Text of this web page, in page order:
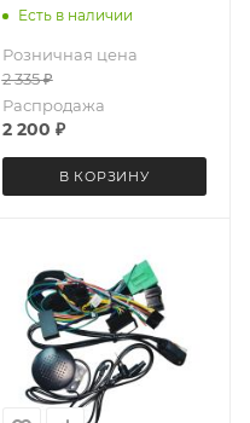
CHEVROLET 2009+ /
Antenna + Wheel + RCA +
USB + Loudspeaker +
CANBUS
Есть в наличии
Розничная цена
2 335₽
Распродажа
2 200 ₽
В КОРЗИНУ